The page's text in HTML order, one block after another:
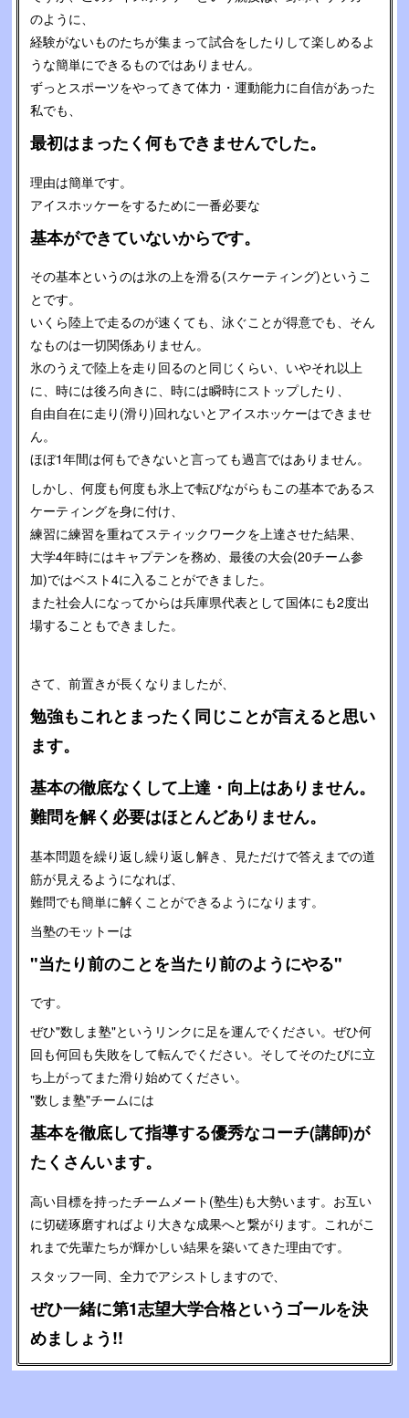
のように、
経験がないものたちが集まって試合をしたりして楽しめるよ
うな簡単にできるものではありません。
ずっとスポーツをやってきて体力・運動能力に自信があった
私でも、
最初はまったく何もできませんでした。
理由は簡単です。
アイスホッケーをするために一番必要な
基本ができていないからです。
その基本というのは氷の上を滑る(スケーティング)というこ
とです。
いくら陸上で走るのが速くても、泳ぐことが得意でも、そん
なものは一切関係ありません。
氷のうえで陸上を走り回るのと同じくらい、いやそれ以上
に、時には後ろ向きに、時には瞬時にストップしたり、
自由自在に走り(滑り)回れないとアイスホッケーはできませ
ん。
ほぼ1年間は何もできないと言っても過言ではありません。
しかし、何度も何度も氷上で転びながらもこの基本であるス
ケーティングを身に付け、
練習に練習を重ねてスティックワークを上達させた結果、
大学4年時にはキャプテンを務め、最後の大会(20チーム参
加)ではベスト4に入ることができました。
また社会人になってからは兵庫県代表として国体にも2度出
場することもできました。
さて、前置きが長くなりましたが、
勉強もこれとまったく同じことが言えると思い
ます。
基本の徹底なくして上達・向上はありません。
難問を解く必要はほとんどありません。
基本問題を繰り返し繰り返し解き、見ただけで答えまでの道
筋が見えるようになれば、
難問でも簡単に解くことができるようになります。
当塾のモットーは
"当たり前のことを当たり前のようにやる"
です。
ぜひ"数しま塾"というリンクに足を運んでください。ぜひ何
回も何回も失敗をして転んでください。そしてそのたびに立
ち上がってまた滑り始めてください。
"数しま塾"チームには
基本を徹底して指導する優秀なコーチ(講師)が
たくさんいます。
高い目標を持ったチームメート(塾生)も大勢います。お互い
に切磋琢磨すればより大きな成果へと繋がります。これがこ
れまで先輩たちが輝かしい結果を築いてきた理由です。
スタッフ一同、全力でアシストしますので、
ぜひ一緒に第1志望大学合格というゴールを決
めましょう!!